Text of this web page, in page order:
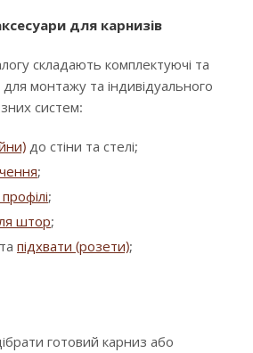
для карнизів
складають комплектуючі та
для монтажу та індивідуального
систем:
до стіни та стелі;
;
;
штор;
та підхвати (розети);
готовий карниз або